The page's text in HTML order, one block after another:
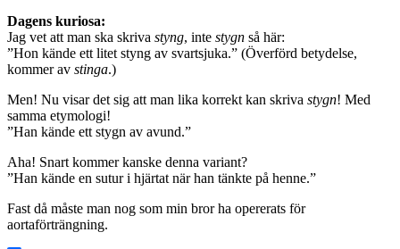
Dagens kuriosa:
Jag vet att man ska skriva styng, inte stygn så här:
”Hon kände ett litet styng av svartsjuka.” (Överförd betydelse,
kommer av stinga.)
Men! Nu visar det sig att man lika korrekt kan skriva stygn! Med
samma etymologi!
”Han kände ett stygn av avund.”
Aha! Snart kommer kanske denna variant?
”Han kände en sutur i hjärtat när han tänkte på henne.”
Fast då måste man nog som min bror ha opererats för
aortaförträngning.